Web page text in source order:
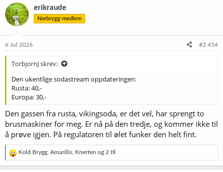
k
s
j
o
e
erikraude
Norbrygg-medlem
6 Jul 2026 #2.454
TorbjornJ skrev:
Den ukentlige sodastream oppdateringen:
Rusta: 40,-
Europa: 30,-
Den gassen fra rusta, vikingsoda, er det vel, har sprengt to
brusmaskiner for meg. Er nå på den tredje, og kommer ikke til
å prøve igjen. På regulatoren til ølet funker den helt fint.
R
e
a
Kold Brygg, Amarillo, Knerten og 2 til